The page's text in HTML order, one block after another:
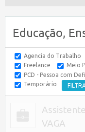
Educação,
Agencia do Trabalho
Freelance
Meio
PCD - Pessoa com
Temporário
VAGA